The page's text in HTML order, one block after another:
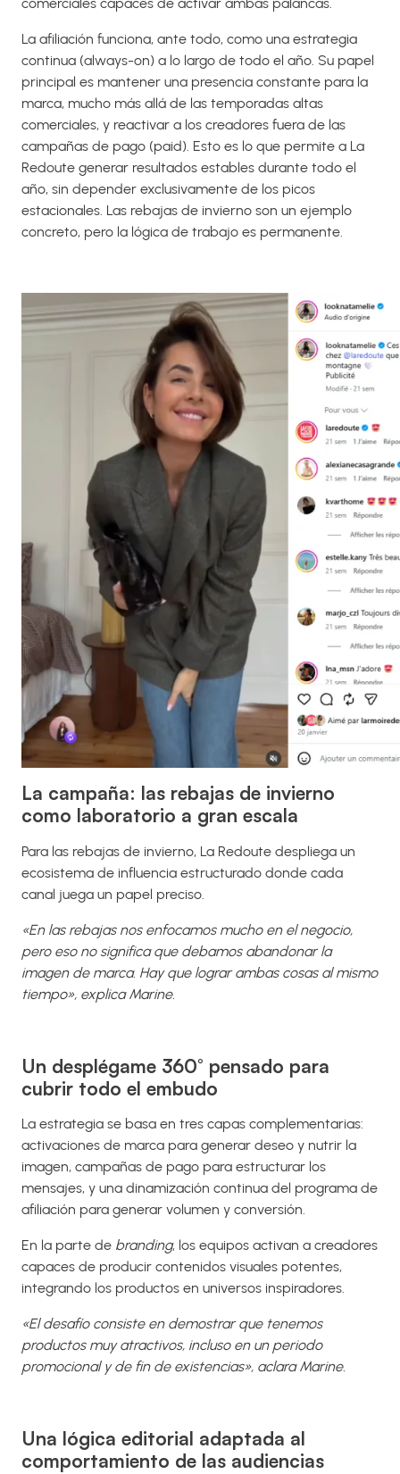
La afiliación funciona, ante todo, como una estrategia
continua (always-on) a lo largo de todo el año. Su papel
principal es mantener una presencia constante para la
marca, mucho más allá de las temporadas altas
comerciales, y reactivar a los creadores fuera de las
campañas de pago (paid). Esto es lo que permite a La
Redoute generar resultados estables durante todo el
año, sin depender exclusivamente de los picos
estacionales. Las rebajas de invierno son un ejemplo
concreto, pero la lógica de trabajo es permanente.
La campaña: las rebajas de invierno
como laboratorio a gran escala
Para las rebajas de invierno, La Redoute despliega un
ecosistema de influencia estructurado donde cada
canal juega un papel preciso.
«En las rebajas nos enfocamos mucho en el negocio,
pero eso no significa que debamos abandonar la
imagen de marca. Hay que lograr ambas cosas al mismo
tiempo», explica Marine.
Un desplégame 360° pensado para
cubrir todo el embudo
La estrategia se basa en tres capas complementarias:
activaciones de marca para generar deseo y nutrir la
imagen, campañas de pago para estructurar los
mensajes, y una dinamización continua del programa de
afiliación para generar volumen y conversión.
En la parte de branding, los equipos activan a creadores
capaces de producir contenidos visuales potentes,
integrando los productos en universos inspiradores.
«El desafío consiste en demostrar que tenemos
productos muy atractivos, incluso en un periodo
promocional y de fin de existencias», aclara Marine.
Una lógica editorial adaptada al
comportamiento de las audiencias